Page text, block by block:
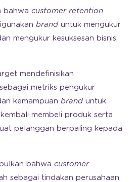
bahwa customer retention
branduntuk mengukur
mengukur kesuksesan bisnis
mendefinisikan
sebagai metriks pengukur
kemampuan branduntuk
membeli produk serta
pelanggan berpaling kepada
bahwa customer
sebagai tindakan perusahaan